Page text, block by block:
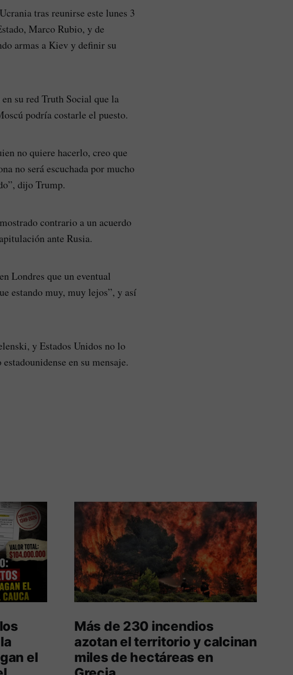
tras reunirse este lunes 3
Marco Rubio, y de
armas a Kiev y definir su
su red Truth Social que la
podría costarle el puesto.
no quiere hacerlo, creo que
no será escuchada por mucho
dijo Trump.
contrario a un acuerdo
ante Rusia.
Londres que un eventual
estando muy, muy lejos”, y así
y Estados Unidos no lo
en su mensaje.
el
Más de 230 incendios
azotan el territorio y calcinan
miles de hectáreas en